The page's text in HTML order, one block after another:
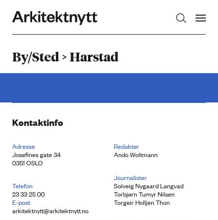
By/Sted > Harstad
Kontaktinfo
Adresse
Josefines gate 34
0351 OSLO
Telefon
23 33 25 00
E-post
arkitektnytt@arkitektnytt.no
Redaktør
Ando Woltmann
Journalister
Solveig Nygaard Langvad
Torbjørn Tumyr Nilsen
Torgeir Holljen Thon